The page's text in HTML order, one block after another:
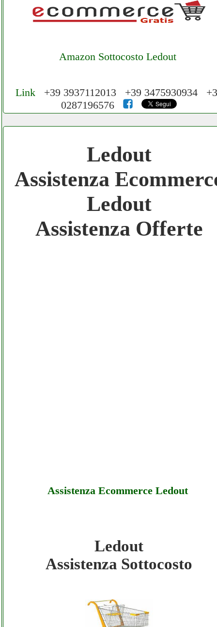
Amazon Sottocosto Ledout
Cerchiamo Collaboratori per Lavoro nel
Network 3.000 € Mese
Gratis registra il tuo Ecommerce nel
Network
Gratis registra il tuo Sito di Annunci nel
Network
Link+39 3937112013 +39 3475930934
0287196576
Ledout
Assistenza
Ledout
Assistenza Offerte
Assistenza Ecommerce Ledout
Ledout - Assistenza Ecommerce Ledout -
Sottocosto
Ledout - Assistenza Ecommerce Ledout -
Ledout
Assistenza Sottocosto